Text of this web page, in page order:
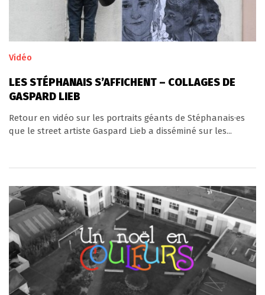
Vidéo
LES STÉPHANAIS S’AFFICHENT – COLLAGES DE
GASPARD LIEB
Retour en vidéo sur les portraits géants de Stéphanais·es
que le street artiste Gaspard Lieb a disséminé sur les...